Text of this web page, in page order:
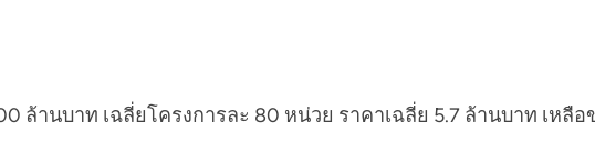
ล้านบาท เฉลี่ยโครงการละ 80 หน่วย ราคาเฉลี่ย 5.7 ล้านบาท เหลื